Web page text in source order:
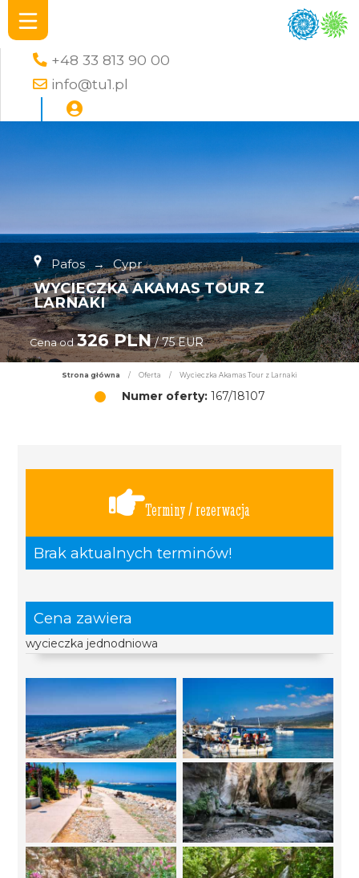
+48 33 813 90 00
info@tu1.pl
Pafos → Cypr
WYCIECZKA AKAMAS TOUR Z
LARNAKI
Cena od 326 PLN/ 75 EUR
Strona główna / Oferta / Wycieczka Akamas Tour z Larnaki
Numer oferty:167/18107
Terminy / rezerwacja
Brak aktualnych terminów!
Cena zawiera
wycieczka jednodniowa